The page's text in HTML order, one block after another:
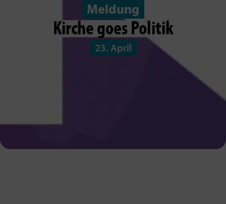
Meldung
Kirche goes Politik
23. April